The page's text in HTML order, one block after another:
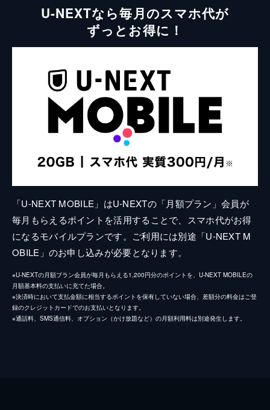
U-NEXTなら毎月のスマホ代が
ずっとお得に！
「U-NEXT MOBILE」はU-NEXTの「月額プラン」会員が
毎月もらえるポイントを活用することで、スマホ代がお得
になるモバイルプランです。ご利用には別途「U-NEXT M
OBILE」のお申し込みが必要となります。
※U-NEXTの月額プラン会員が毎月もらえる1,200円分のポイントを、U-NEXT MOBILEの
月額基本料の支払いに充てた場合。
※決済時において支払金額に相当するポイントを保有していない場合、差額分の料金はご登
録のクレジットカードでのお支払いとなります。
※通話料、SMS通信料、オプション（かけ放題など）の月額利用料は別途発生します。